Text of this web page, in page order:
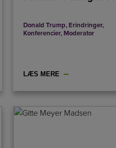
Donald Trump, Erindringer,
Konferencier, Moderator
LÆS MERE